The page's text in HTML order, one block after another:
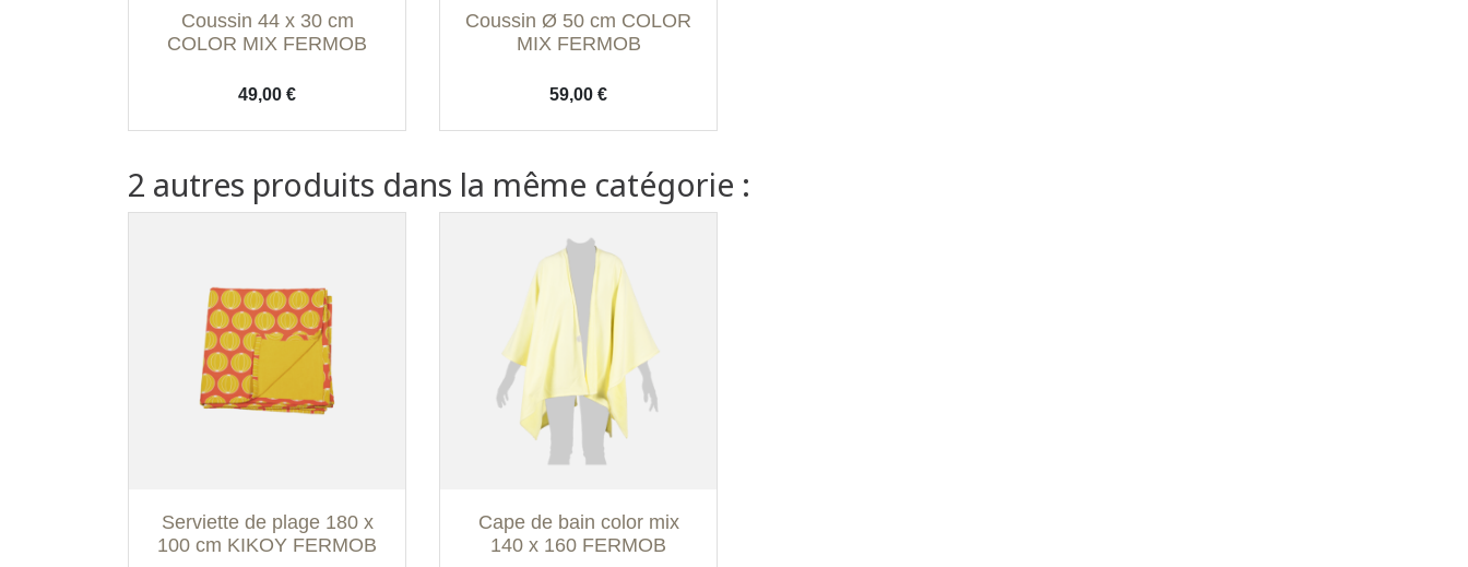
Aperçu rapide
Menthe Glaciale
Vert safari
Bleu nuit
Vert eucalyptus
Abricot
+1
Coussin 44 x 30 cm
COLOR MIX FERMOB
Prix
49,00 €
 Aperçu rapide
Bleu nuit
Ficelle
Coussin Ø 50 cm COLOR
MIX FERMOB
Prix
59,00 €
2 autres produits dans la même catégorie :
Aperçu rapide
Bleu Lagune
Miel
Serviette de plage 180 x
100 cm KIKOY FERMOB
Aperçu rapide
Jaune sorbet
Vert amazone
Rouge brique
Cape de bain color mix
140 x 160 FERMOB